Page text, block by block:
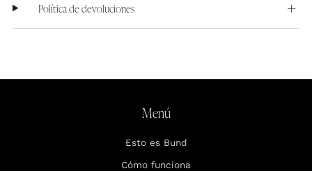
Política de devoluciones
Menú
Esto es Bund
Cómo funciona